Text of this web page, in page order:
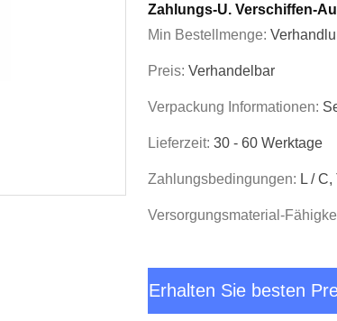
Zahlungs-U. Verschiffen-
Min Bestellmenge:
Preis: Verhandelbar
Verpackung Informationen:
Lieferzeit: 30 - 60 Werktage
Zahlungsbedingungen: L /
Versorgungsmaterial-
Erhalten Sie besten